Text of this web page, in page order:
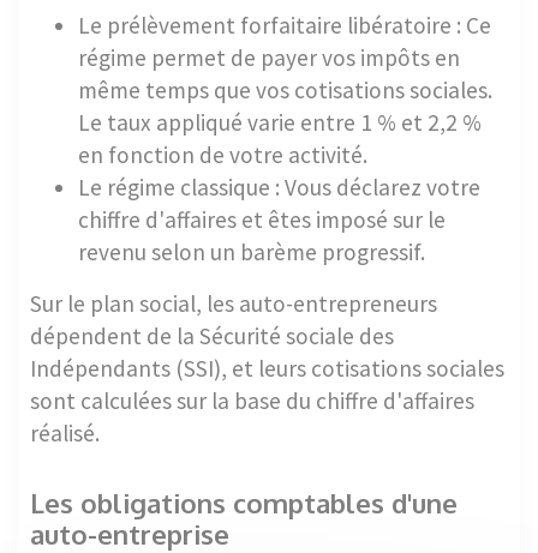
Le prélèvement forfaitaire libératoire : Ce
régime permet de payer vos impôts en
même temps que vos cotisations sociales.
Le taux appliqué varie entre 1 % et 2,2 %
en fonction de votre activité.
Le régime classique : Vous déclarez votre
chiffre d'affaires et êtes imposé sur le
revenu selon un barème progressif.
Sur le plan social, les auto-entrepreneurs
dépendent de la Sécurité sociale des
Indépendants (SSI), et leurs cotisations sociales
sont calculées sur la base du chiffre d'affaires
réalisé.
Les obligations comptables d'une
auto-entreprise